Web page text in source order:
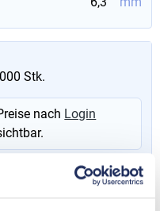
Stk.
nach Login